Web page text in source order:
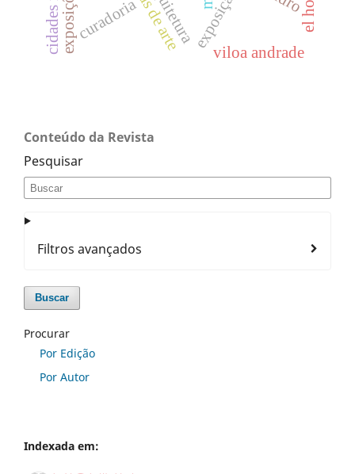
exposição
viloa andrade
curadoria
Conteúdo da Revista
Pesquisar
Filtros avançados
Buscar
Procurar
Por Edição
Por Autor
Indexada em: